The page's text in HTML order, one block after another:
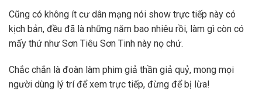
Cũng có không ít cư dân mạng nói show trực tiếp này có
kịch bản, đều đã là những năm bao nhiêu rồi, làm gì còn có
mấy thứ như Sơn Tiêu Sơn Tinh này nọ chứ.
Chắc chắn là đoàn làm phim giả thần giả quỷ, mong mọi
người dùng lý trí để xem trực tiếp, đừng để bị lừa!